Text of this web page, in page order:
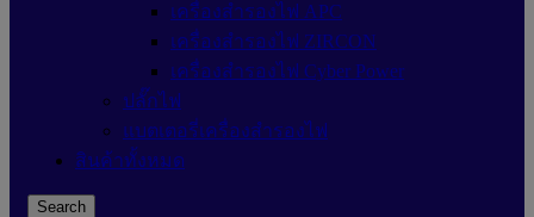
เครื่องสำรองไฟ APC
เครื่องสำรองไฟ ZIRCON
เครื่องสำรองไฟ Cyber Power
ปลั๊กไฟ
แบตเตอรี่เครื่องสำรองไฟ
สินค้าทั้งหมด
Search